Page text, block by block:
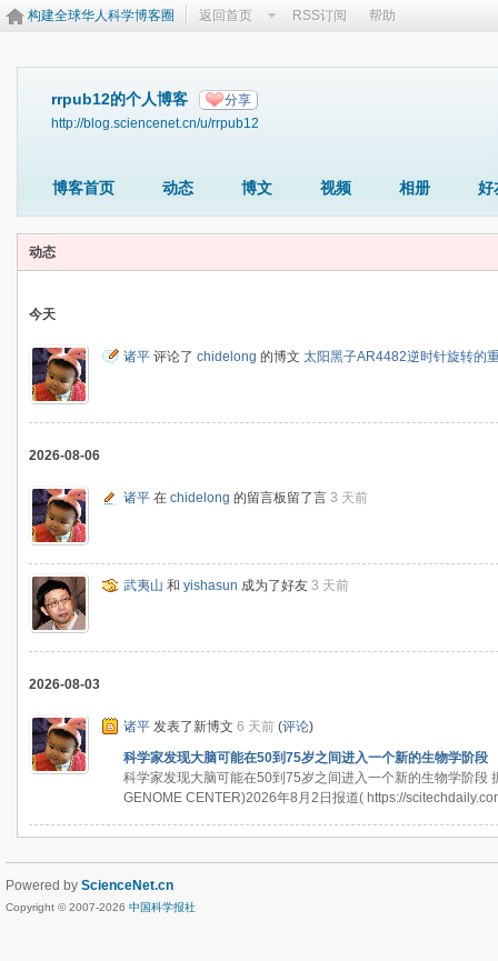
构建全球华人科学博客圈 返回首页 RSS订阅 帮助
rrpub12的个人博客 分享
http://blog.sciencenet.cn/u/rrpub12
博客首页 动态 博文 视频 相册 好
动态
今天
诸平 评论了 chidelong 的博文 太阳黑子AR4482逆时针旋转的
2026-08-06
诸平 在 chidelong 的留言板留了言 3 天前
武夷山 和 yishasun 成为了好友 3 天前
2026-08-03
诸平 发表了新博文 6 天前 (评论)
科学家发现大脑可能在50到75岁之间进入一个新的生物学阶段
科学家发现大脑可能在50到75岁之间进入一个新的生物学阶段
GENOME CENTER)2026年8月2日报道( https://
Powered by ScienceNet.cn
Copyright © 2007-2026 中国科学报社